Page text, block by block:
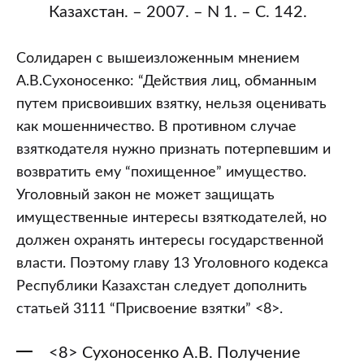
Казахстан. – 2007. – N 1. – С. 142.
Солидарен с вышеизложенным мнением
А.В.Сухоносенко: “Действия лиц, обманным
путем присвоивших взятку, нельзя оценивать
как мошенничество. В противном случае
взяткодателя нужно признать потерпевшим и
возвратить ему “похищенное” имущество.
Уголовный закон не может защищать
имущественные интересы взяткодателей, но
должен охранять интересы государственной
власти. Поэтому главу 13 Уголовного кодекса
Республики Казахстан следует дополнить
статьей 3111 “Присвоение взятки” <8>.
<8> Сухоносенко А.В. Получение